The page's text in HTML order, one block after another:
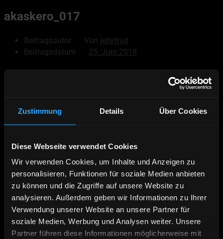
Zustimmung Details Über Cookies
Diese Webseite verwendet Cookies
Wir verwenden Cookies, um Inhalte und Anzeigen zu
personalisieren, Funktionen für soziale Medien anbieten
zu können und die Zugriffe auf unsere Website zu
analysieren. Außerdem geben wir Informationen zu Ihrer
Verwendung unserer Website an unsere Partner für
soziale Medien, Werbung und Analysen weiter. Unsere
Partner führen diese Informationen möglicherweise mit
akaskero_017
Beitragsautor Von jellyfruit
Beitragsdatum
25. Juni 2018
Deutsch
English
Äkäskero Prospekt
Online Buchen
Kontakt | Anfahrt